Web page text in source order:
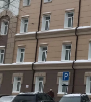
архитектурных идей.
директор компании
эстетике городов,
в фасадах и развитии